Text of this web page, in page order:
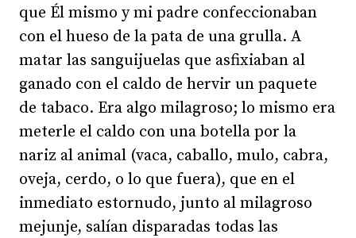
que Él mismo y mi padre confeccionaban
con el hueso de la pata de una grulla. A
matar las sanguijuelas que asfixiaban al
ganado con el caldo de hervir un paquete
de tabaco. Era algo milagroso; lo mismo era
meterle el caldo con una botella por la
nariz al animal (vaca, caballo, mulo, cabra,
oveja, cerdo, o lo que fuera), que en el
inmediato estornudo, junto al milagroso
mejunje, salían disparadas todas las